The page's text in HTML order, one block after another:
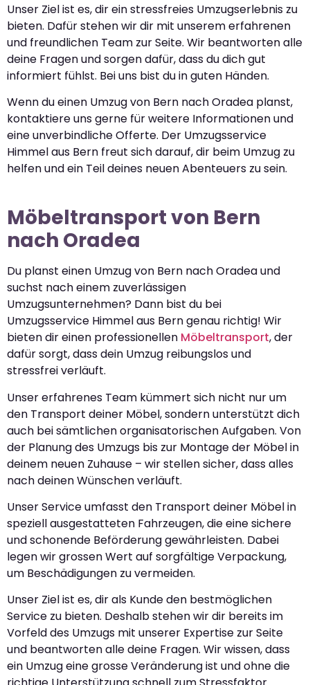
Unser Ziel ist es, dir ein stressfreies Umzugserlebnis zu
bieten. Dafür stehen wir dir mit unserem erfahrenen
und freundlichen Team zur Seite. Wir beantworten alle
deine Fragen und sorgen dafür, dass du dich gut
informiert fühlst. Bei uns bist du in guten Händen.
Wenn du einen Umzug von Bern nach Oradea planst,
kontaktiere uns gerne für weitere Informationen und
eine unverbindliche Offerte. Der Umzugsservice
Himmel aus Bern freut sich darauf, dir beim Umzug zu
helfen und ein Teil deines neuen Abenteuers zu sein.
Möbeltransport von Bern
nach Oradea
Du planst einen Umzug von Bern nach Oradea und
suchst nach einem zuverlässigen
Umzugsunternehmen? Dann bist du bei
Umzugsservice Himmel aus Bern genau richtig! Wir
bieten dir einen professionellen Möbeltransport, der
dafür sorgt, dass dein Umzug reibungslos und
stressfrei verläuft.
Unser erfahrenes Team kümmert sich nicht nur um
den Transport deiner Möbel, sondern unterstützt dich
auch bei sämtlichen organisatorischen Aufgaben. Von
der Planung des Umzugs bis zur Montage der Möbel in
deinem neuen Zuhause – wir stellen sicher, dass alles
nach deinen Wünschen verläuft.
Unser Service umfasst den Transport deiner Möbel in
speziell ausgestatteten Fahrzeugen, die eine sichere
und schonende Beförderung gewährleisten. Dabei
legen wir grossen Wert auf sorgfältige Verpackung,
um Beschädigungen zu vermeiden.
Unser Ziel ist es, dir als Kunde den bestmöglichen
Service zu bieten. Deshalb stehen wir dir bereits im
Vorfeld des Umzugs mit unserer Expertise zur Seite
und beantworten alle deine Fragen. Wir wissen, dass
ein Umzug eine grosse Veränderung ist und ohne die